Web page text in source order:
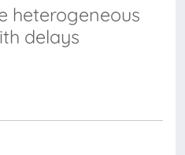
heterogeneous
delays